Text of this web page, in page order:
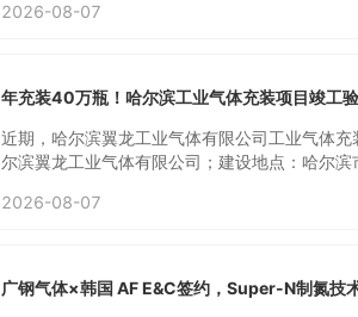
适配气体行业钢瓶资产管理场景。双方在数字
合、交付标准达成统一共识，为后续项目实施
慧仓储平台，解决气体行业从钢瓶的扭转，拉
钢瓶追溯等全供应链打通·落地钢瓶 “一瓶一码”
2026-08-07
年充装40万瓶！哈尔滨工业气体充装项目竣工
近期，哈尔滨翼龙工业气体有限公司工业气体
尔滨翼龙工业气体有限公司；建设地点：哈尔
容：本项目为工业气体充装项目，采用40L钢
行，2026年7月进行竣工环保验收。
2026-08-07
广钢气体×韩国 AF E&C签约，Super-N制氮技